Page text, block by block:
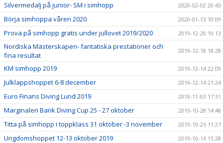
Silvermedalj på junior- SM i simhopp 2020-02-02 20:43
Börja simhoppa våren 2020 2020-01-13 10:09
Prova på simhopp gratis under jullovet 2019/2020 2019-12-20 10:13
Nordiska Mästerskapen- fantatiska prestationer och
fina resultat
2019-12-18 18:28
KM simhopp 2019 2019-12-14 22:09
Julklappshoppet 6-8 december 2019-12-14 21:24
Euro Finans Diving Lund 2019 2019-11-03 17:31
Marginalen Bank Diving Cup 25 - 27 oktober 2019-10-28 14:48
Titta på simhopp i toppklass 31 oktober -3 november 2019-10-25 11:27
Ungdomshoppet 12-13 oktober 2019 2019-10-16 15:28